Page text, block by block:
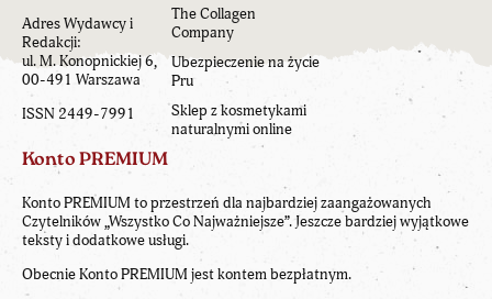
Adres Wydawcy i
Redakcji:
ul. M. Konopnickiej 6,
00-491 Warszawa
ISSN 2449-7991
The Collagen
Company
Ubezpieczenie na życie
Pru
Sklep z kosmetykami
naturalnymi online
Konto PREMIUM
Konto PREMIUM to przestrzeń dla najbardziej zaangażowanych
Czytelników „Wszystko Co Najważniejsze”. Jeszcze bardziej wyjątkowe
teksty i dodatkowe usługi.
Obecnie Konto PREMIUM jest kontem bezpłatnym.